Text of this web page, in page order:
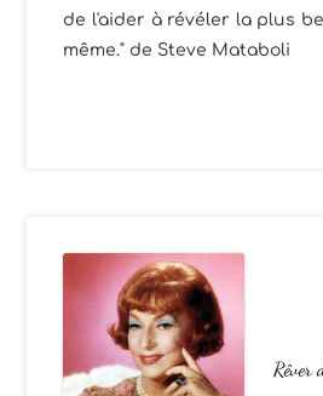
de l'aider à révéler la plus
même." de Steve Mataboli
Rêver